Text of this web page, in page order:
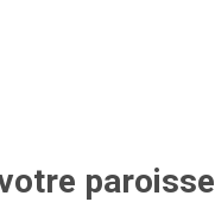
paroisse